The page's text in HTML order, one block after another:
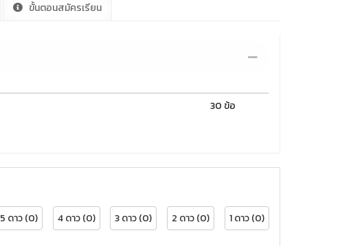
ขั้นตอนสมัครเรียน
30 ข้อ
5 ดาว (0) 4 ดาว (0) 3 ดาว (0) 2 ดาว (0) 1 ดาว (0)